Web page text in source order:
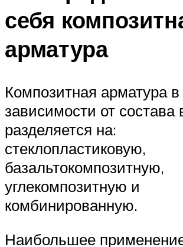
себя
арматура
Композитная арматура в
зависимости от состава
разделяется на:
стеклопластиковую,
базальтокомпозитную,
углекомпозитную и
комбинированную.
Наибольшее